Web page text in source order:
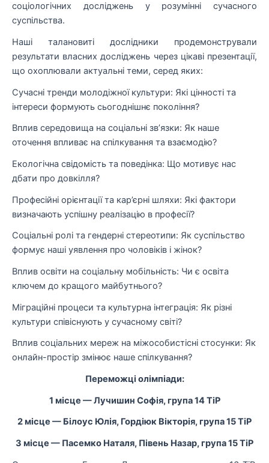
соціологічних досліджень у розумінні сучасного
суспільства.
Наші талановиті дослідники продемонстрували
результати власних досліджень через цікаві презентації,
що охоплювали актуальні теми, серед яких:
Сучасні тренди молодіжної культури: Які цінності та
інтереси формують сьогоднішнє покоління?
Вплив середовища на соціальні зв’язки: Як наше
оточення впливає на спілкування та взаємодію?
Екологічна свідомість та поведінка: Що мотивує нас
дбати про довкілля?
Професійні орієнтації та кар’єрні шляхи: Які фактори
визначають успішну реалізацію в професії?
Соціальні ролі та гендерні стереотипи: Як суспільство
формує наші уявлення про чоловіків і жінок?
Вплив освіти на соціальну мобільність: Чи є освіта
ключем до кращого майбутнього?
Міграційні процеси та культурна інтеграція: Як різні
культури співіснують у сучасному світі?
Вплив соціальних мереж на міжособистісні стосунки: Як
онлайн-простір змінює наше спілкування?
Переможці олімпіади:
1 місце — Лучишин Софія, група 14 ТіР
2 місце — Білоус Юлія, Гордіюк Вікторія, група 15 ТіР
3 місце — Пасемко Наталя, Півень Назар, група 15 ТіР